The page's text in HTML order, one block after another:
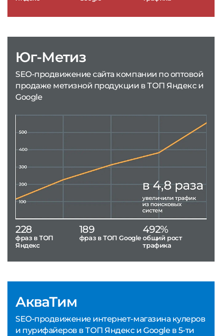
АкваТим
SEO-продвижение интернет-магазина кулеров
и пурифайеров в ТОП Яндекс и Google в 5-ти
Юг-Метиз
SEO-продвижение сайта компании по оптовой
продаже метизной продукции в ТОП Яндекс и
Google
228
фраз в ТОП
Яндекс
189
фраз в ТОП Google
492%
общий рост
трафика